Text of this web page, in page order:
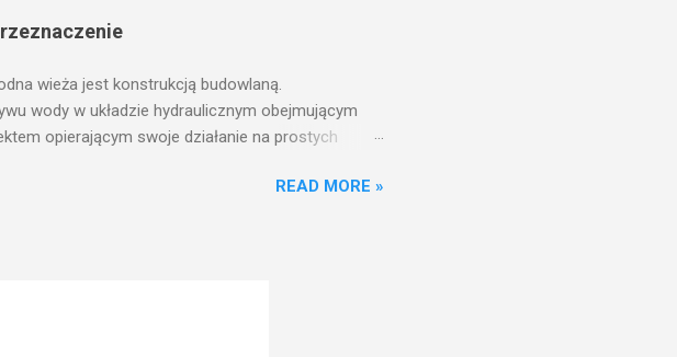
wieża jest konstrukcją budowlaną.
wody w układzie hydraulicznym obejmującym
opierającym swoje działanie na prostych
Podstawową funkcją wież ciśnień jest zwiększanie
gromadząca się woda w zbiorniku wieży ciśnień
READ MORE »